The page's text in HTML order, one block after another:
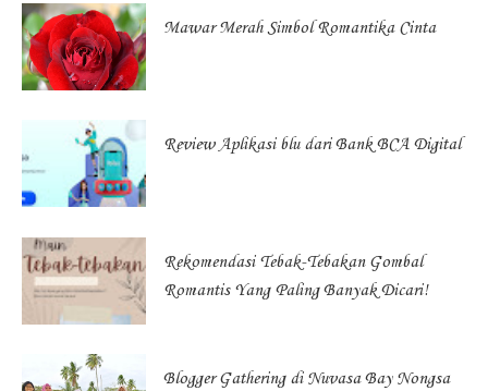
Mawar Merah Simbol Romantika Cinta
Review Aplikasi blu dari Bank BCA Digital
Rekomendasi Tebak-Tebakan Gombal
Romantis Yang Paling Banyak Dicari!
Blogger Gathering di Nuvasa Bay Nongsa